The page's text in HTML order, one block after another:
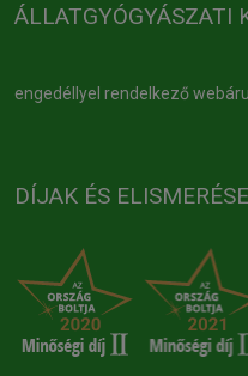
ÁLLATGYÓGYÁSZATI
engedéllyel rendelkező
DÍJAK ÉS